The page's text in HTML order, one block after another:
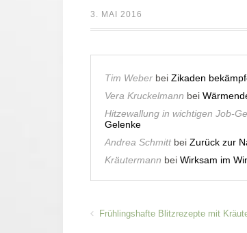
3. MAI 2016
Tim Weber bei Zikaden
Vera Kruckelmann bei
Hitzewallung in wichtigen Job-
Gelenke
Andrea Schmittbei Zurück zur
Kräutermann bei Wirksam im
Frühlingshafte Blitzrezepte mit